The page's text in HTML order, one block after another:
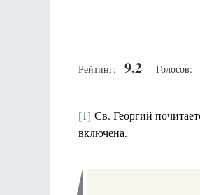
Рейтинг: 9.2 Голосов:
[1] Св. Георгий
включена.